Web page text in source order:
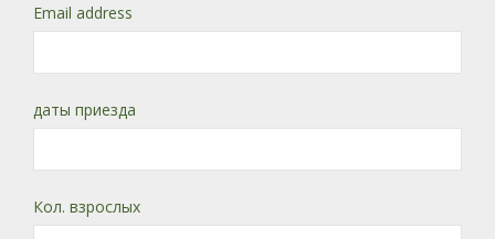
Email address
даты приезда
Кол. взрослых